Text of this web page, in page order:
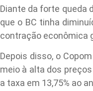
Diante da forte queda
que o BC tinha
contração econômica
Depois disso, o
meio à alta dos
a taxa em 13,75% ao